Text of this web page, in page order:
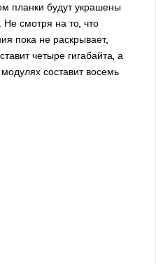
планки будут украшены
Не смотря на то, что
пока не раскрывает,
четыре гигабайта, а
составит восемь